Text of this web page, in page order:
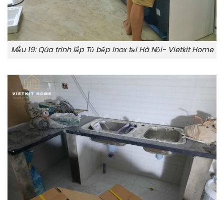
Mẫu 19: Qúa trình lắp Tủ bếp Inox tại Hà Nội- Vietkit Home